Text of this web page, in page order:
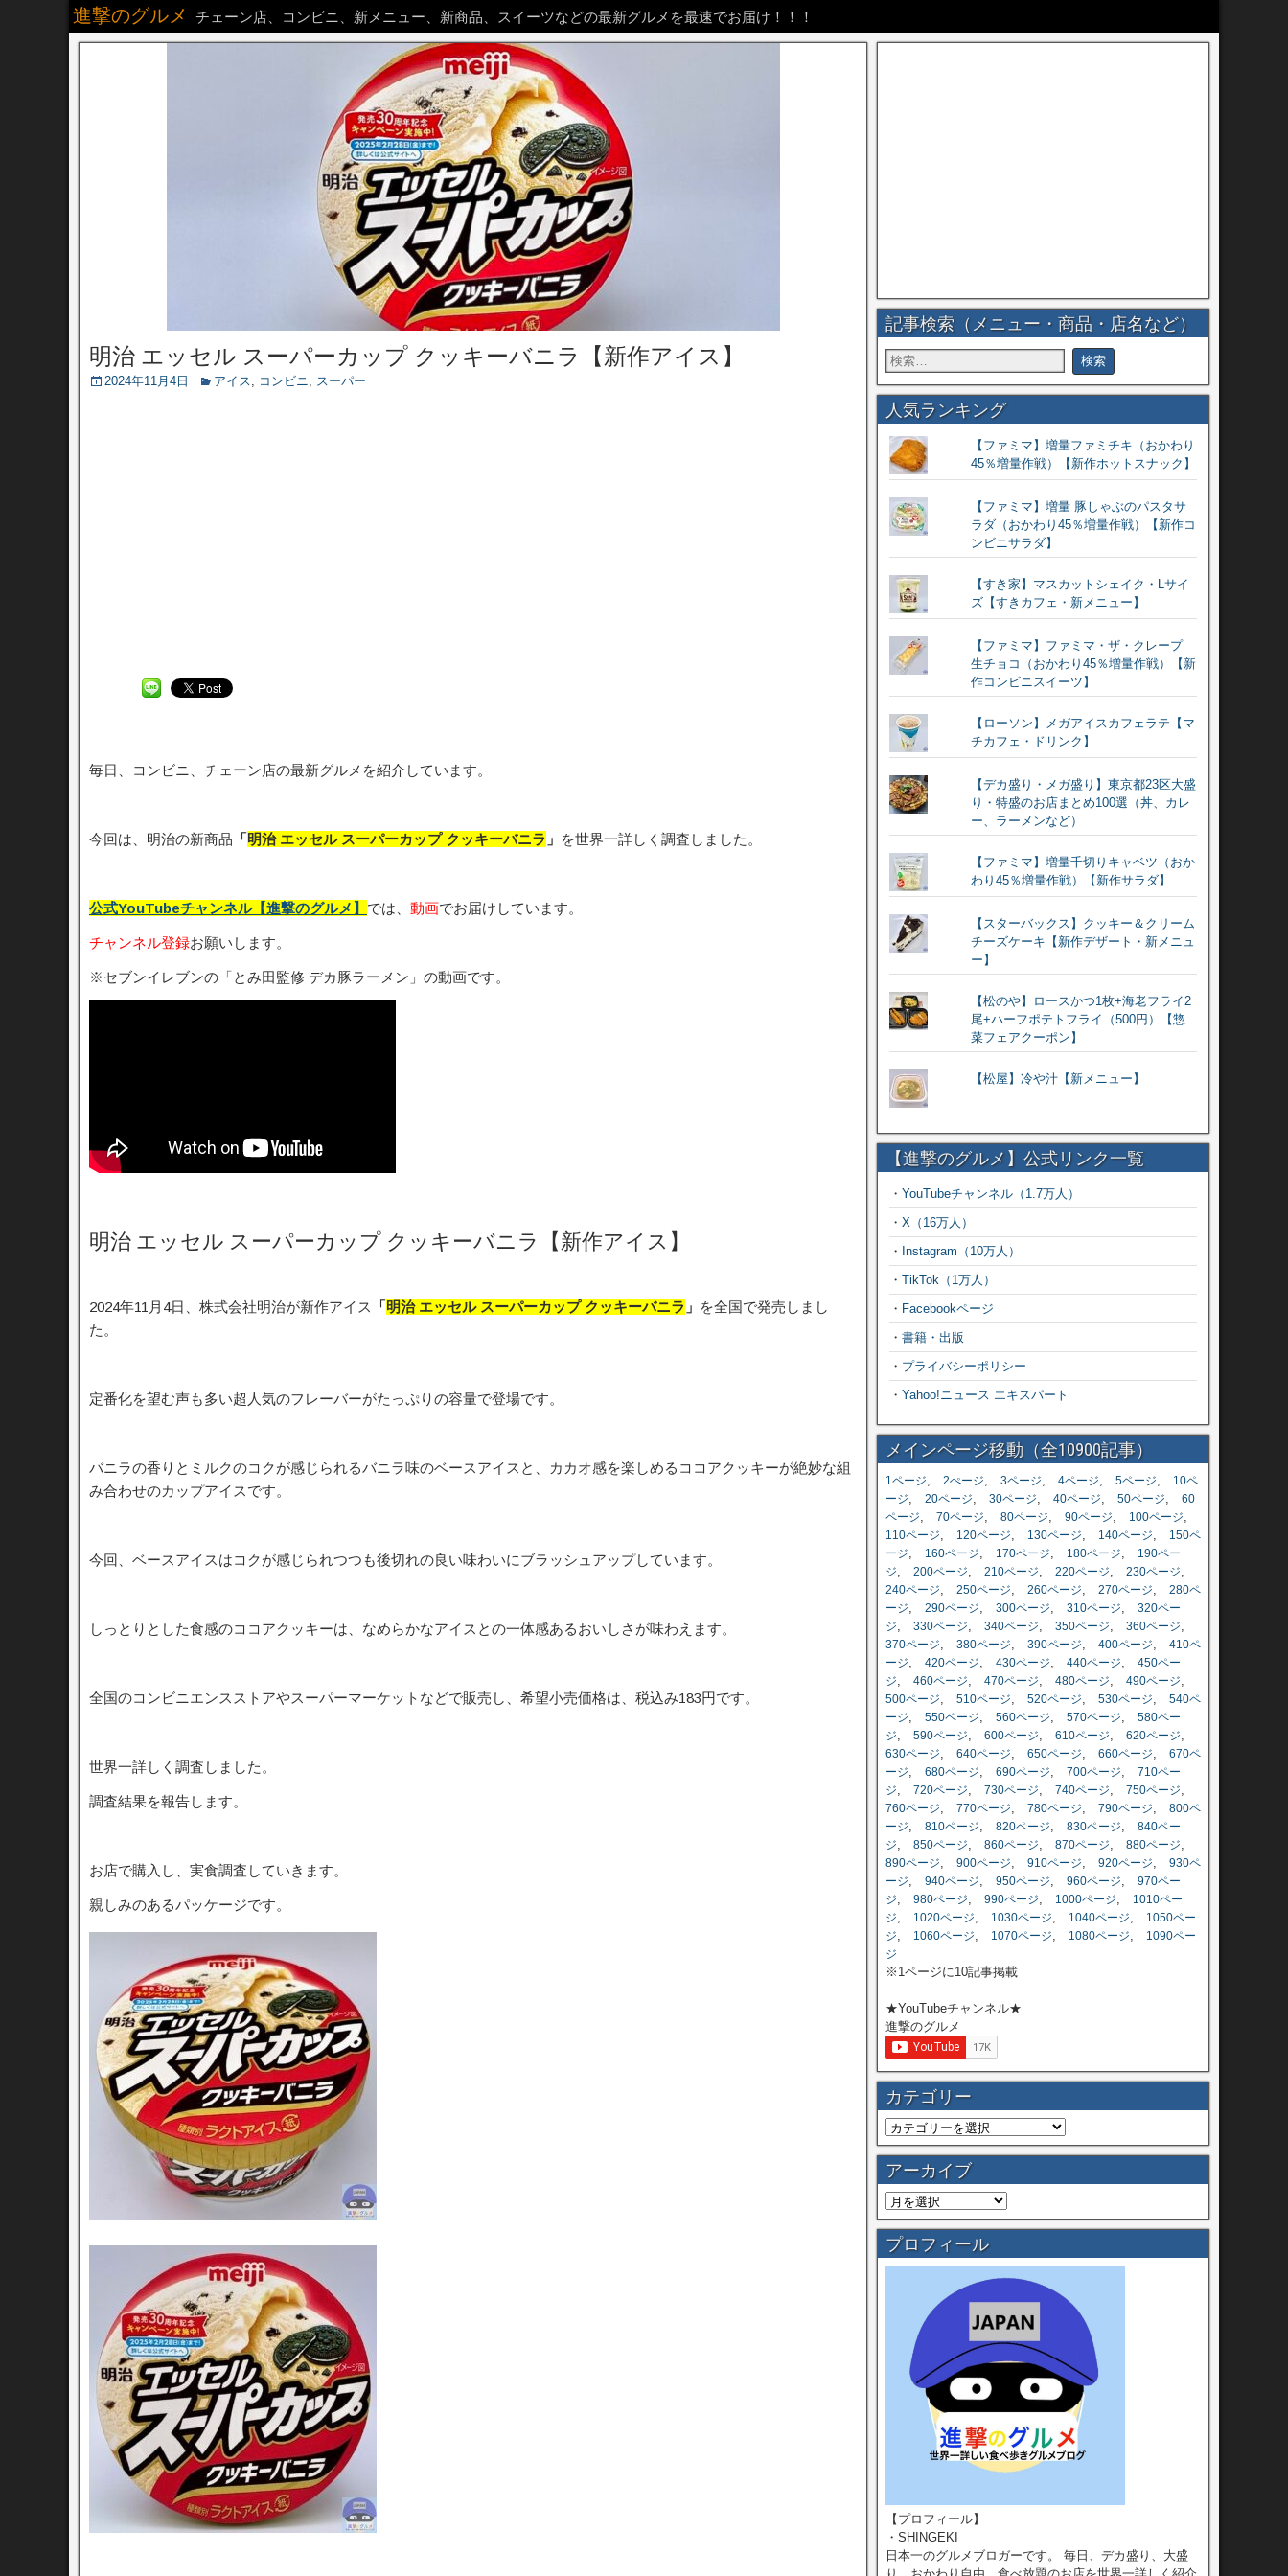
進撃のグルメ チェーン店、コンビニ、新メニュー、新商品、スイーツなどの最新グルメを最速でお届け！！！
明治 エッセル スーパーカップ クッキーバニラ【新作アイス】
2024年11月4日 アイス, コンビニ, スーパー
毎日、コンビニ、チェーン店の最新グルメを紹介しています。
今回は、明治の新商品 「明治 エッセル スーパーカップ クッキーバニラ 」 を世界一詳しく調査しました。
公式YouTubeチャンネル【進撃のグルメ】 では、 動画でお届けしています。
チャンネル登録お願いします。
※セブンイレブンの「とみ田監修 デカ豚ラーメン」の動画です。
明治 エッセル スーパーカップ クッキーバニラ【新作アイス】
2024年11月4日、株式会社明治が新作アイス 「明治 エッセル スーパーカップ クッキーバニラ 」 を全国で発売しまし
た。
定番化を望む声も多い超人気のフレーバーがたっぷりの容量で登場です。
バニラの香りとミルクのコクが感じられるバニラ味のベースアイスと、カカオ感を楽しめるココアクッキーが絶妙な組
み合わせのカップアイスです。
今回、ベースアイスはコクが感じられつつも後切れの良い味わいにブラッシュアップしています。
しっとりとした食感のココアクッキーは、なめらかなアイスとの一体感あるおいしさが味わえます。
全国のコンビニエンスストアやスーパーマーケットなどで販売し、希望小売価格は、税込み183円です。
世界一詳しく調査しました。
調査結果を報告します。
お店で購入し、実食調査していきます。
親しみのあるパッケージです。
記事検索（メニュー・商品・店名など）
人気ランキング
【ファミマ】増量ファミチキ（おかわり
45％増量作戦）【新作ホットスナック】
【ファミマ】増量 豚しゃぶのパスタサ
ラダ（おかわり45％増量作戦）【新作コ
ンビニサラダ】
【すき家】マスカットシェイク・Lサイ
ズ【すきカフェ・新メニュー】
【ファミマ】ファミマ・ザ・クレープ
生チョコ（おかわり45％増量作戦）【新
作コンビニスイーツ】
【ローソン】メガアイスカフェラテ【マ
チカフェ・ドリンク】
【デカ盛り・メガ盛り】東京都23区大盛
り・特盛のお店まとめ100選（丼、カレ
ー、ラーメンなど）
【ファミマ】増量千切りキャベツ（おか
わり45％増量作戦）【新作サラダ】
【スターバックス】クッキー＆クリーム
チーズケーキ【新作デザート・新メニュ
ー】
【松のや】ロースかつ1枚+海老フライ2
尾+ハーフポテトフライ（500円）【惣
菜フェアクーポン】
【松屋】冷や汁【新メニュー】
【進撃のグルメ】公式リンク一覧
・ YouTubeチャンネル（1.7万人）
・ X（16万人）
・ Instagram（10万人）
・ TikTok（1万人）
・ Facebookページ
・ 書籍・出版
・ プライバシーポリシー
・ Yahoo!ニュース エキスパート
メインページ移動（全10900記事）
1ページ, 2ぺージ, 3ページ, 4ページ, 5ページ,
10ペ
ージ, 20ページ, 30ページ, 40ページ, 50ページ, 60
ページ, 70ページ, 80ページ, 90ページ, 100ページ,
110ページ, 120ページ, 130ページ, 140ページ,
150ペ
ージ, 160ページ, 170ページ, 180ページ,
190ペー
ジ, 200ページ, 210ページ, 220ページ, 230ページ,
240ページ, 250ページ, 260ページ, 270ページ, 280ペ
ージ, 290ページ, 300ページ, 310ページ, 320ペー
ジ, 330ページ, 340ページ, 350ページ, 360ページ,
370ページ, 380ページ, 390ページ, 400ページ, 410ペ
ージ, 420ページ, 430ページ, 440ページ, 450ペー
ジ, 460ページ, 470ページ, 480ページ, 490ページ,
500ページ, 510ページ, 520ページ, 530ページ, 540ペ
ージ, 550ページ, 560ページ, 570ページ, 580ペー
ジ, 590ページ, 600ページ, 610ページ, 620ページ,
630ページ, 640ページ, 650ページ, 660ページ, 670ペ
ージ, 680ページ, 690ページ, 700ページ, 710ペー
ジ, 720ページ, 730ページ, 740ページ, 750ページ,
760ページ, 770ページ, 780ページ, 790ページ, 800ペ
ージ, 810ページ, 820ページ, 830ページ, 840ペー
ジ, 850ページ, 860ページ, 870ページ, 880ページ,
890ページ, 900ページ, 910ページ, 920ページ, 930ペ
ージ, 940ページ, 950ページ, 960ページ, 970ペー
ジ, 980ページ, 990ページ, 1000ページ,
1010ペー
ジ, 1020ページ, 1030ページ, 1040ページ,
1050ペー
ジ, 1060ページ, 1070ページ, 1080ページ,
1090ペー
ジ
※1ページに10記事掲載
★YouTubeチャンネル★
進撃のグルメ
カテゴリー
アーカイブ
プロフィール
【プロフィール】
・SHINGEKI
日本一のグルメブロガーです。 毎日、デカ盛り、大盛